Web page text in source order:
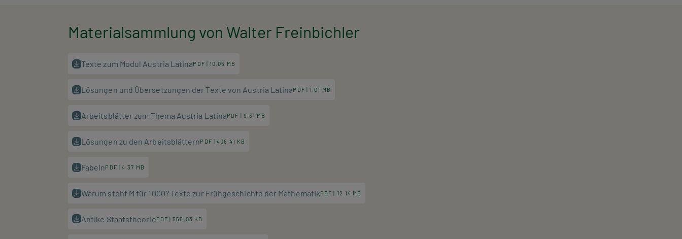
Materialsammlung von Walter Freinbichler
Texte zum Modul Austria LatinaPDF | 10.05 MB
Lösungen und Übersetzungen der Texte von Austria LatinaPDF | 1.01 MB
Arbeitsblätter zum Thema Austria LatinaPDF | 9.31 MB
Lösungen zu den ArbeitsblätternPDF | 406.41 KB
FabelnPDF | 4.37 MB
Warum steht M für 1000? Texte zur Frühgeschichte der MathematikPDF | 12.14 MB
Antike StaatstheoriePDF | 556.03 KB